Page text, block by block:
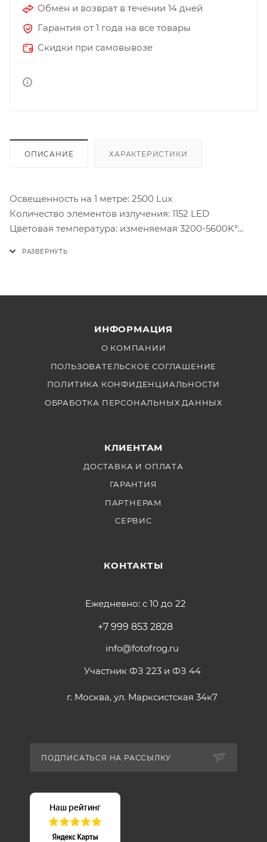
Обмен и возврат в течении 14 дней
Гарантия от 1 года на все товары
Скидки при самовывозе
ОПИСАНИЕ ХАРАКТЕРИСТИКИ
Освещенность на 1 метре: 2500 Lux
Количество элементов излучения: 1152 LED
Цветовая температура: изменяемая 3200-5600K°
ИНФОРМАЦИЯ
О КОМПАНИИ
ПОЛЬЗОВАТЕЛЬСКОЕ СОГЛАШЕНИЕ
ПОЛИТИКА КОНФИДЕНЦИАЛЬНОСТИ
ОБРАБОТКА ПЕРСОНАЛЬНЫХ ДАННЫХ
КЛИЕНТАМ
ДОСТАВКА И ОПЛАТА
ГАРАНТИЯ
ПАРТНЕРАМ
СЕРВИС
КОНТАКТЫ
Ежедневно: с 10 до 22
+7 999 853 2828
info@fotofrog.ru
Участник ФЗ 223 и ФЗ 44
г. Москва, ул. Марксистская 34к7
ПОДПИСАТЬСЯ НА РАССЫЛКУ